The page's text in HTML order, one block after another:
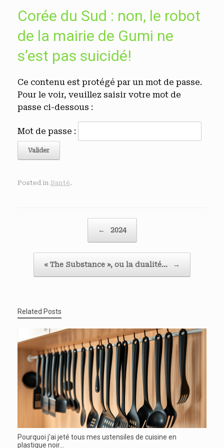
Corée du Sud : non, le robot
de la mairie de Gumi ne
s’est pas suicidé!
Ce contenu est protégé par un mot de passe.
Pour le voir, veuillez saisir votre mot de
passe ci-dessous :
Mot de passe :
Posted in Santé.
← 2024
« The Substance », ou la dualité… →
Related Posts
Pourquoi j’ai jeté tous mes ustensiles de cuisine en
plastique noir…